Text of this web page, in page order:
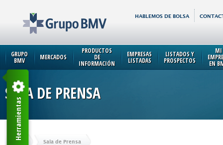
HABLEMOS DE BOLSA
GRUPO
BMV MERCADOS
PRODUCTOS
DE
INFORMACIÓN
EMPRESAS
LISTADAS
LISTADOS Y
PROSPECTOS
MI
EN
SALA DE PRENSA
Inicio Sala de Prensa
Herramientas